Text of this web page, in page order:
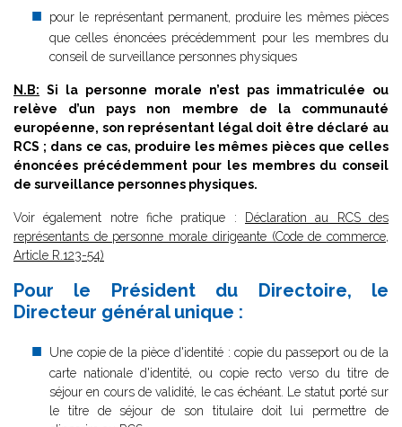
pour le représentant permanent, produire les mêmes pièces
que celles énoncées précédemment pour les membres du
conseil de surveillance personnes physiques
N.B: Si la personne morale n’est pas immatriculée ou
relève d’un pays non membre de la communauté
européenne, son représentant légal doit être déclaré au
RCS ; dans ce cas, produire les mêmes pièces que celles
énoncées précédemment pour les membres du conseil
de surveillance personnes physiques.
Voir également notre fiche pratique : Déclaration au RCS des
représentants de personne morale dirigeante (Code de commerce,
Article R.123-54)
Pour le Président du Directoire, le
Directeur général unique :
Une copie de la pièce d'identité : copie du passeport ou de la
carte nationale d'identité, ou copie recto verso du titre de
séjour en cours de validité, le cas échéant. Le statut porté sur
le titre de séjour de son titulaire doit lui permettre de